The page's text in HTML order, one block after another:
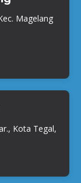
Magelang
Kota Tegal,